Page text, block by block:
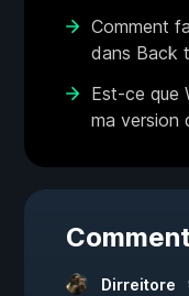
Comment
dans Back
Est-ce que
ma version
Dirreitore